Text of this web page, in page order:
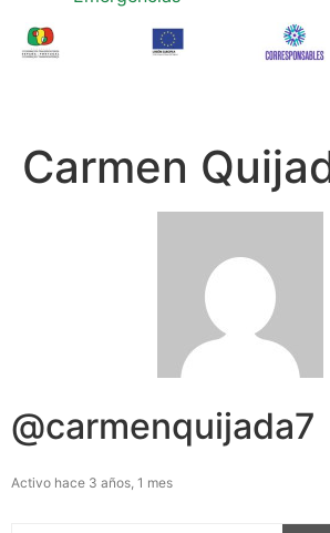
Carmen
@carmenquijada7
Activo hace 3 años, 1 mes